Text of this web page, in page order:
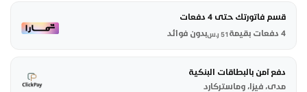
قسم فاتورتك حتى 4 دفعات
4 دفعات بقيمة
51 ر.سبدون فوائد
دفع آمن بالبطاقات البنكية
مدى، فيزا، وماستركارد